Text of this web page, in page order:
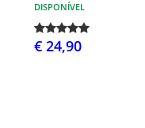
DISPONÍVEL
€ 24,90